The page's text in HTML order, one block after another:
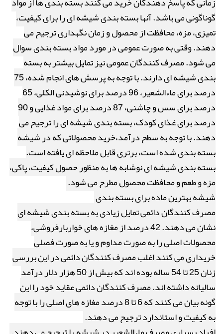
گوناگونی می باشد. آنها بسته بندی شیشه ای را برای کیفیت،
تمیزی، مزه، محافظت از محصول و زمان نگهداری ترجیح می
دهند. وقتی به صورت عمومی در مورد مواد بسته بندی سوال
می شود. مصرف کنندگان عمومی نیز تمایل بیشتر به بسته
بندی شیشه ای دارند. با توجه به پرسش های انجام شده، 75
درصد برای ماءالشعیر، 96 درصد برای نوشیدنی الکلی، 65
درصد برای سس و چاشنی، 87 درصد برای مواد غذایی و 90
درصد برای غذای کودک، بسته بندی شیشه ای را ترجیح می
دهند. با توجه به سطح درآمد،خرید محصولاتی که در شیشه
بسته بندی شده است، برتری قابل ملاحظه ای یافته است.
بسته بندی شیشه ای نوشابه ها به منظور حصول کیفیت، پاکی،
مزه و طعم و محافظت محصول مطرح می شود.
شیشه بهترین ماده برای بسته بندی
مصرف کنندگان دائمی تمایل زیادی به بسته بندی شیشه ای
نشان می دهند. 42 درصد از مغازه های خواربارفروشی،
محصولات اصلی را به صورت مداوم و یا به صورت فصلی
خریداری می کنند اغلب مصرف کنندگان دائمی در این بررسی
زنان 25 تا 54 ساله بوده اند که بیش از 50 هزار دلار درآمد
سالیانه داشته اند. مصرف کنندگان دائمی عقاید خود را این
گونه بیان می کنند که 6 تا 8 درصد مغازه های اصلی را با توجه
به کیفیت و استاندارد ترجیح می دهند.